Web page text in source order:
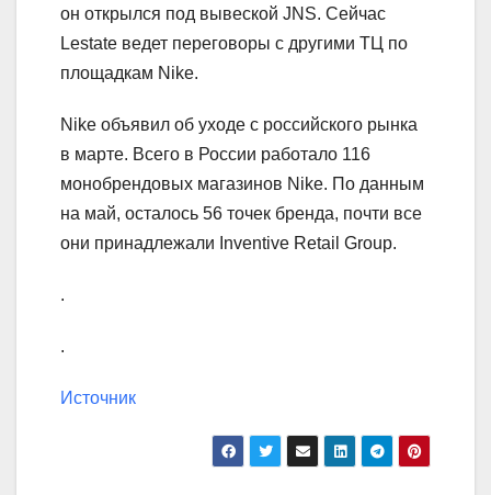
он открылся под вывеской JNS. Сейчас
Lestate ведет переговоры с другими ТЦ по
площадкам Nike.
Nike объявил об уходе с российского рынка
в марте. Всего в России работало 116
монобрендовых магазинов Nike. По данным
на май, осталось 56 точек бренда, почти все
они принадлежали Inventive Retail Group.
.
.
Источник